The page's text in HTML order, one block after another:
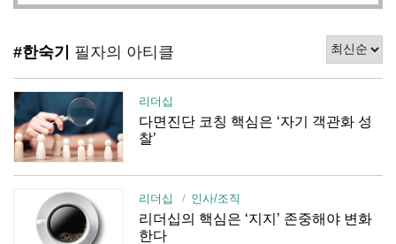
#한숙기 필자의 아티클
리더십
다면진단 코칭 핵심은 ‘자기 객관화 성
찰’
리더십 인사/조직
리더십의 핵심은 ‘지지’ 존중해야 변화
한다